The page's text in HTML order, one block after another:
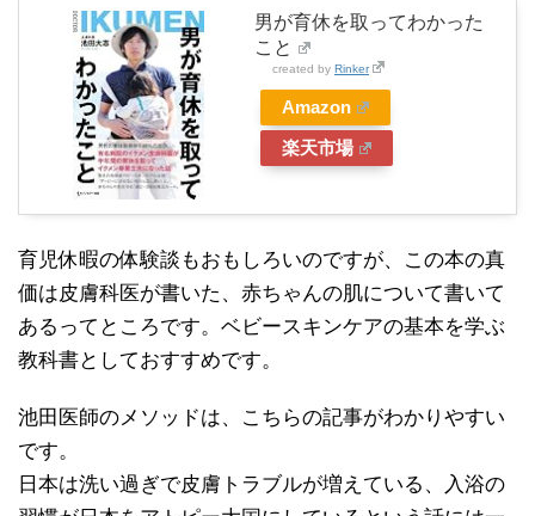
男が育休を取ってわかった
こと
created by Rinker
Amazon
楽天市場
育児休暇の体験談もおもしろいのですが、この本の真
価は皮膚科医が書いた、赤ちゃんの肌について書いて
あるってところです。ベビースキンケアの基本を学ぶ
教科書としておすすめです。
池田医師のメソッドは、こちらの記事がわかりやすい
です。
日本は洗い過ぎで皮膚トラブルが増えている、入浴の